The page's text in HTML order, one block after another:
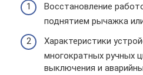
Восстановление
поднятием рычажка
Характеристики
многократных ручных
выключения и